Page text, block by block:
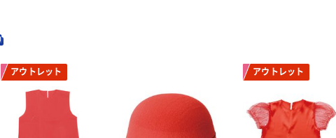
アウトレット アウトレット